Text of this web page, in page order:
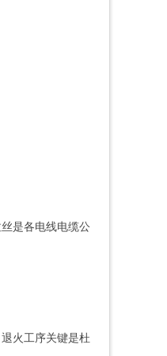
是各电线电缆公
火工序关键是杜